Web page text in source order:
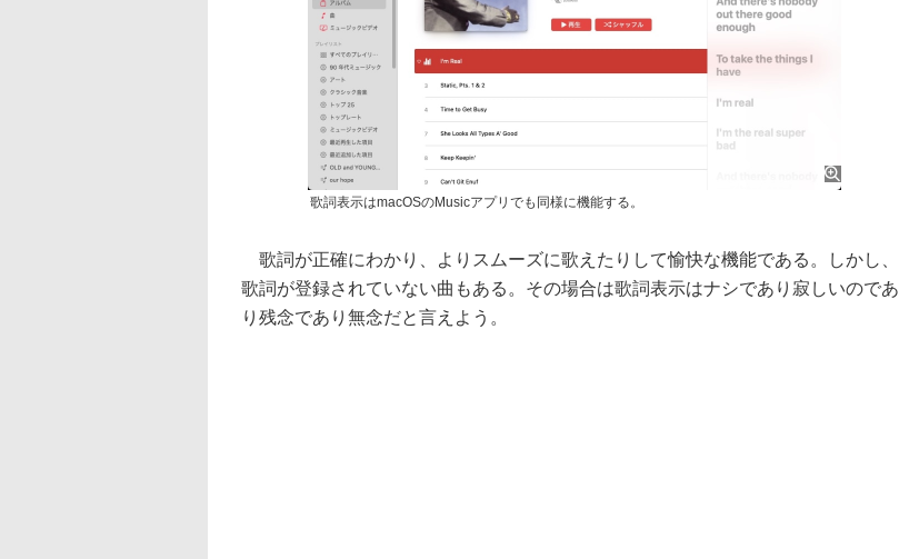
歌詞表示はmacOSのMusicアプリでも同様に機能する。
歌詞が正確にわかり、よりスムーズに歌えたりして愉快な機能である。しかし、
歌詞が登録されていない曲もある。その場合は歌詞表示はナシであり寂しいのであ
り残念であり無念だと言えよう。